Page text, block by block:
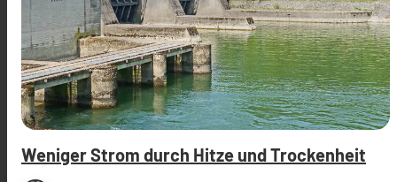
Weniger Strom durch Hitze und Trockenheit